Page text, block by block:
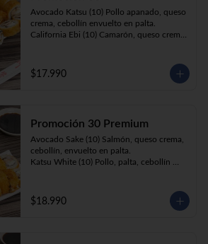
crema envuelto en panko.
Avocado Katsu (10) Pollo apanado, queso
crema, cebollín envuelto en palta.
California Ebi (10) Camarón, queso crema,
crema, cebollín, apanado en panko.
$17.990
Promoción 30 Premium
Avocado Sake (10) Salmón, queso crema,
cebollín, envuelto en palta.
Katsu White (10) Pollo, palta, cebollín
cebollín, apanado en panko.
$18.990